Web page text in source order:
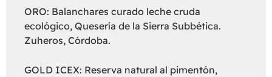
ORO: Balanchares curado leche cruda
ecológico, Quesería de la Sierra Subbética.
Zuheros, Córdoba.
GOLD ICEX: Reserva natural al pimentón,